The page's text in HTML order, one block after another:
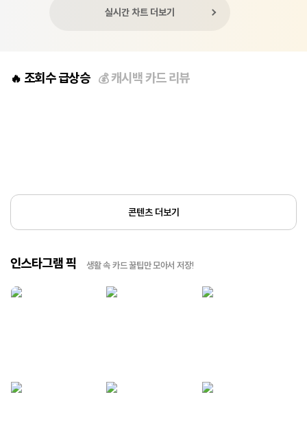
실시간 차트 더보기
🔥 조회수 급상승 💰캐시백 카드 리뷰
콘텐츠 더보기
인스타그램 픽 생활 속 카드 꿀팁만 모아서 저장!